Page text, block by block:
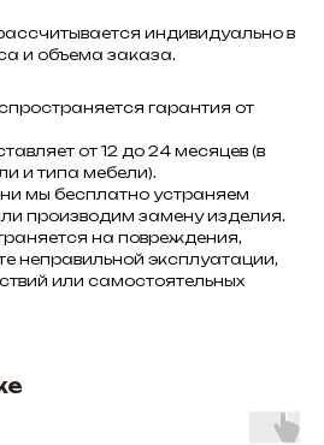
индивидуально в
и объема заказа.
гарантия от
от 12 до 24 месяцев (в
и типа мебели).
мы бесплатно устраняем
производим замену изделия.
на повреждения,
неправильной эксплуатации,
или самостоятельных